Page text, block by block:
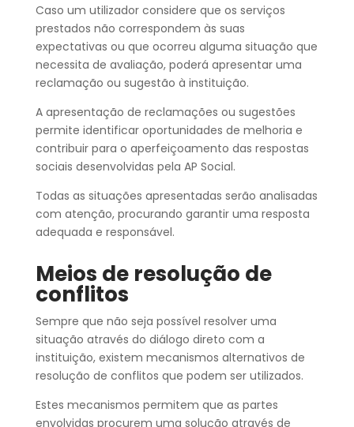
Caso um utilizador considere que os serviços
prestados não correspondem às suas
expectativas ou que ocorreu alguma situação que
necessita de avaliação, poderá apresentar uma
reclamação ou sugestão à instituição.
A apresentação de reclamações ou sugestões
permite identificar oportunidades de melhoria e
contribuir para o aperfeiçoamento das respostas
sociais desenvolvidas pela AP Social.
Todas as situações apresentadas serão analisadas
com atenção, procurando garantir uma resposta
adequada e responsável.
Meios de resolução de
conflitos
Sempre que não seja possível resolver uma
situação através do diálogo direto com a
instituição, existem mecanismos alternativos de
resolução de conflitos que podem ser utilizados.
Estes mecanismos permitem que as partes
envolvidas procurem uma solução através de